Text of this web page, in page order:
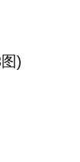
)